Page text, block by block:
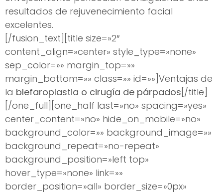
resultados de rejuvenecimiento facial
excelentes.
[/fusion_text][title size=»2″
content_align=»center» style_type=»none»
sep_color=»» margin_top=»»
margin_bottom=»» class=»» id=»»]Ventajas de
la blefaroplastia o cirugía de párpados [/title]
[/one_full][one_half last=»no» spacing=»yes»
center_content=»no» hide_on_mobile=»no»
background_color=»» background_image=»»
background_repeat=»no-repeat»
background_position=»left top»
hover_type=»none» link=»»
border_position=»all» border_size=»0px»